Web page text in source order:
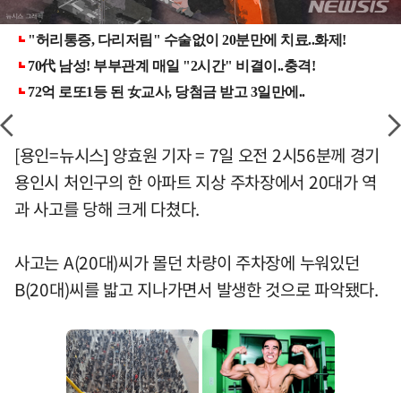
[용인=뉴시스] 양효원 기자 = 7일 오전 2시56분께 경기
용인시 처인구의 한 아파트 지상 주차장에서 20대가 역
과 사고를 당해 크게 다쳤다.
사고는 A(20대)씨가 몰던 차량이 주차장에 누워있던
B(20대)씨를 밟고 지나가면서 발생한 것으로 파악됐다.